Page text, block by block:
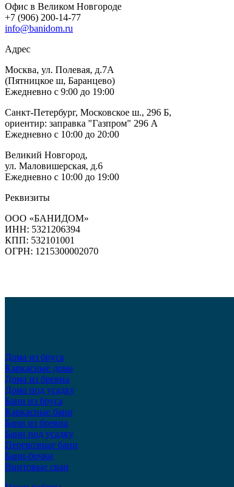
Офис в Великом Новгороде
+7 (906) 200-14-77
info@banidom.ru
Адрес
Москва, ул. Полевая, д.7А
(Пятницкое ш, Баранцево)
Ежедневно с 9:00 до 19:00
Санкт-Петербург, Московское ш., 296 Б,
ориентир: заправка "Газпром" 296 А
Ежедневно с 10:00 до 20:00
Великий Новгород,
ул. Маловишерская, д.6
Ежедневно с 10:00 до 19:00
Реквизиты
ООО «БАНИДОМ»
ИНН: 5321206394
КПП: 532101001
ОГРН: 1215300002070
Дома из бруса
Каркасные дома
Дома из бревна
Дома под усадку
Бани из бруса
Каркасные бани
Бани из бревна
Бани под усадку
Перевозные бани
Бани-бочки
Винтовые сваи